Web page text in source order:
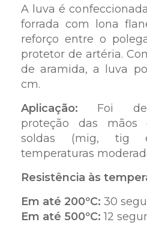
A luva é
forrada com lona
reforço entre o
protetor de artéria.
de aramida, a luva
cm.
Aplicação: Foi
proteção das mãos
soldas (mig, tig
temperaturas
Resistência às
Em até 200ºC: 30
Em até 500ºC: 12